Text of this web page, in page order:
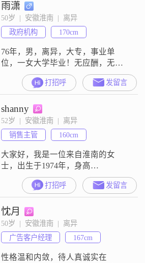
生活中，我注重家庭的价值，认为
家庭的和谐和幸福是最重要的。我
愿意花时间和精力去经营和维护家
庭关系，与家人共度美好时光。我
对待感情认真负责，希望找到一个
能够相
雨潇
50岁  |  安徽淮南  |  离异
政府机构
170cm
76年，男，离异，大专，事业单
位，一女大学毕业！无应酬，无圈
子健身，宅家做菜性情温和，身体
强壮，偶尔抽烟，滴酒不沾所有的
外在都不如内在灵魂的契合长久不
是会员，因此看不到信息，谢谢
打招呼 发留言
shanny
52岁  |  安徽淮南  |  离异
销售主管
160cm
大家好，我是一位来自淮南的女
士，出生于1974年，身高
160cm##3002##我拥有大专学历，在
一家普通企业工作，月收入大概在
3001到5000元之间##3002##我性格
开朗，总是爱笑，我觉得生活就应
该充满阳光##3002##我是一个独立
自信的人，能够自己处理生活中的
各种问题，但我也非常享受和家人
朋友在一起的时光#
打招呼 发留言
忱月
50岁  |  安徽淮南  |  离异
广告客户经理
167cm
性格温和内敛，待人真诚实在